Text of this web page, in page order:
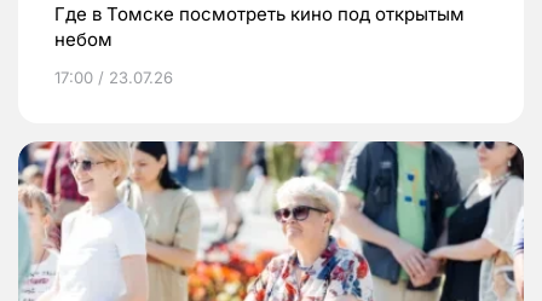
Где в Томске посмотреть кино под открытым
небом
17:00 / 23.07.26